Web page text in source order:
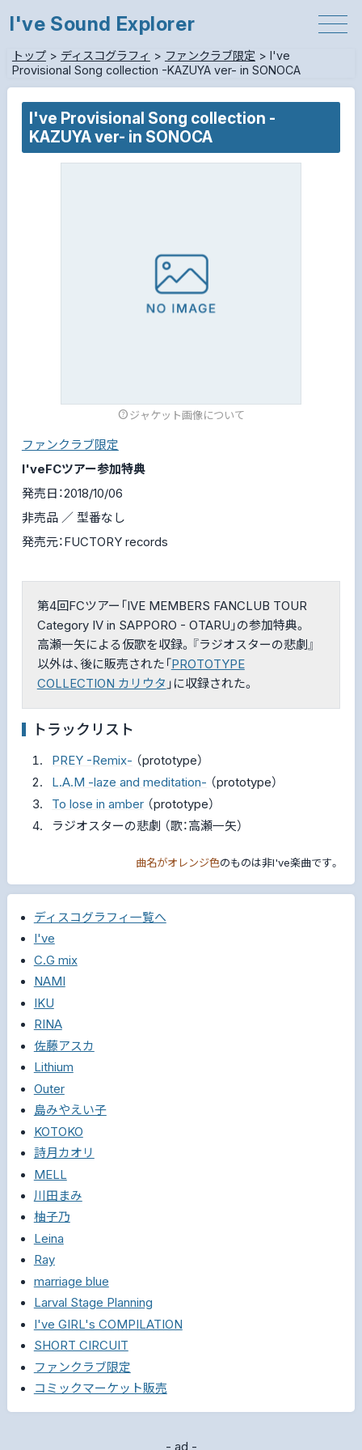
I've Sound Explorer
トップ> ディスコグラフィ > ファンクラブ限定 > I've
Provisional Song collection -KAZUYA ver- in SONOCA
I've Provisional Song collection -
KAZUYA ver- in SONOCA
ジャケット画像について
ファンクラブ限定
I'veFCツアー参加特典
発売日：2018/10/06
非売品 ／ 型番なし
発売元：FUCTORY records
第4回FCツアー「IVE MEMBERS FANCLUB TOUR
Category IV in SAPPORO - OTARU」の参加特典。
高瀬一矢による仮歌を収録。『ラジオスターの悲劇』
以外は、後に販売された「PROTOTYPE
COLLECTION カリウタ 」に収録された。
トラックリスト
PREY -Remix- （prototype）
L.A.M -laze and meditation- （prototype）
To lose in amber （prototype）
ラジオスターの悲劇 （歌：高瀬一矢）
曲名がオレンジ色のものは非I've楽曲です。
ディスコグラフィ一覧へ
I've
C.G mix
NAMI
IKU
RINA
佐藤アスカ
Lithium
Outer
島みやえい子
KOTOKO
詩月カオリ
MELL
川田まみ
柚子乃
Leina
Ray
marriage blue
Larval Stage Planning
I've GIRL's COMPILATION
SHORT CIRCUIT
ファンクラブ限定
コミックマーケット販売
- ad -